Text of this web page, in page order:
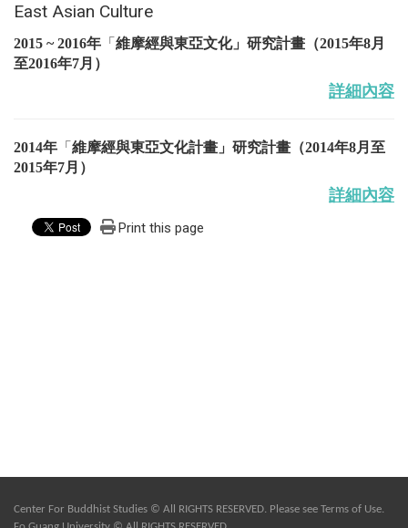
East Asian Culture
2015 ~ 2016年 「 維摩經與東亞文化」研究計畫 （2015年8月
至2016年7月 ）
詳細內容
2014年 「 維摩經與東亞文化計畫 」研究計畫 （2014年8月至
2015年7月）
詳細內容
Print this page
Center For Buddhist Studies © All RIGHTS RESERVED. Please see Terms of Use.